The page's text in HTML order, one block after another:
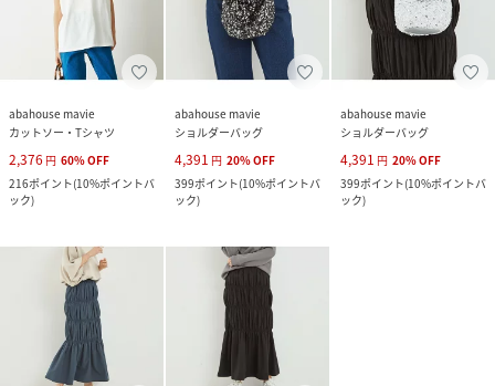
abahouse mavie
カットソー・Tシャツ
2,376 円 60%OFF
216ポイント(10%ポイントバ
ック)
abahouse mavie
ショルダーバッグ
4,391 円 20%OFF
399ポイント(10%ポイントバ
ック)
abahouse mavie
ショルダーバッグ
4,391 円 20%OFF
399ポイント(10%ポイントバ
ック)